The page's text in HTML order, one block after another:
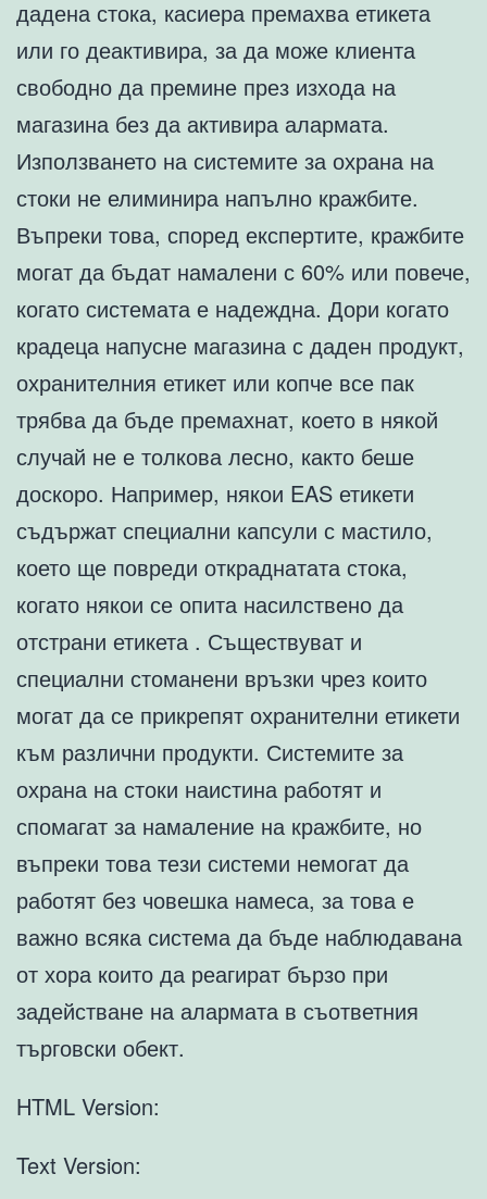
дадена стока, касиера премахва етикета
или го деактивира, за да може клиента
свободно да премине през изхода на
магазина без да активира алармата.
Използването на системите за охрана на
стоки не елиминира напълно кражбите.
Въпреки това, според експертите, кражбите
могат да бъдат намалени с 60% или повече,
когато системата е надеждна. Дори когато
крадеца напусне магазина с даден продукт,
охранителния етикет или копче все пак
трябва да бъде премахнат, което в някой
случай не е толкова лесно, както беше
доскоро. Например, някои EAS етикети
съдържат специални капсули с мастило,
което ще повреди откраднатата стока,
когато някои се опита насилствено да
отстрани етикета . Съществуват и
специални стоманени връзки чрез които
могат да се прикрепят охранителни етикети
към различни продукти. Системите за
охрана на стоки наистина работят и
спомагат за намаление на кражбите, но
въпреки това тези системи немогат да
работят без човешка намеса, за това е
важно всяка система да бъде наблюдавана
от хора които да реагират бързо при
задействане на алармата в съответния
търговски обект.
HTML Version:
Text Version: